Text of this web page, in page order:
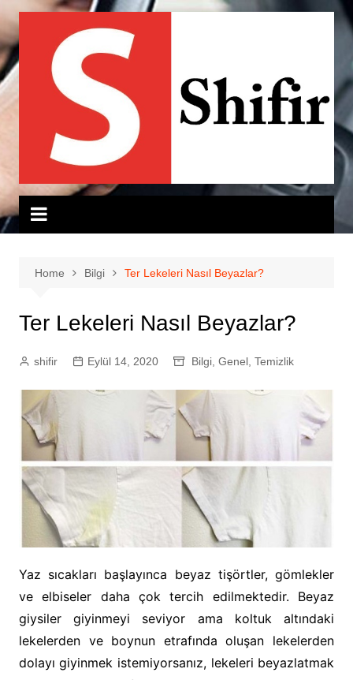
Skip
to
content
Home Bilgi Ter Lekeleri Nasıl Beyazlar?
Ter Lekeleri Nasıl Beyazlar?
shifir Eylül 14, 2020 Bilgi, Genel, Temizlik
Yaz sıcakları başlayınca beyaz tişörtler, gömlekler
ve elbiseler daha çok tercih edilmektedir. Beyaz
giysiler giyinmeyi seviyor ama koltuk altındaki
lekelerden ve boynun etrafında oluşan lekelerden
dolayı giyinmek istemiyorsanız, lekeleri beyazlatmak